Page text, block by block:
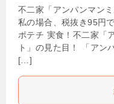
不二家「アンパンマン
私の場合、税抜き95円
ポテチ 実食！不二家「
ト」の見た目！ 「アン
[…]